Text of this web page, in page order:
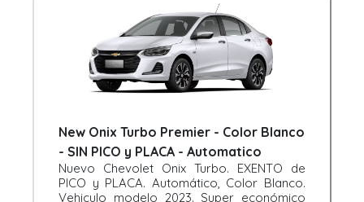
New Onix Turbo Premier - Color Blanco
- SIN PICO y PLACA - Automatico
Nuevo Chevolet Onix Turbo. EXENTO de
PICO y PLACA. Automático, Color Blanco.
Vehiculo modelo 2023. Super económico